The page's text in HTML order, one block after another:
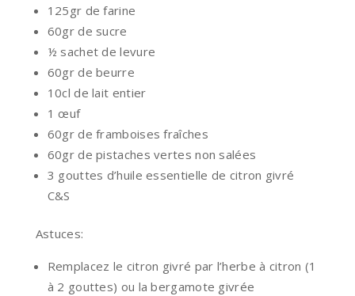
125gr de farine
60gr de sucre
½ sachet de levure
60gr de beurre
10cl de lait entier
1 œuf
60gr de framboises fraîches
60gr de pistaches vertes non salées
3 gouttes d’huile essentielle de citron givré
C&S
Astuces:
Remplacez le citron givré par l’herbe à citron (1
à 2 gouttes) ou la bergamote givrée